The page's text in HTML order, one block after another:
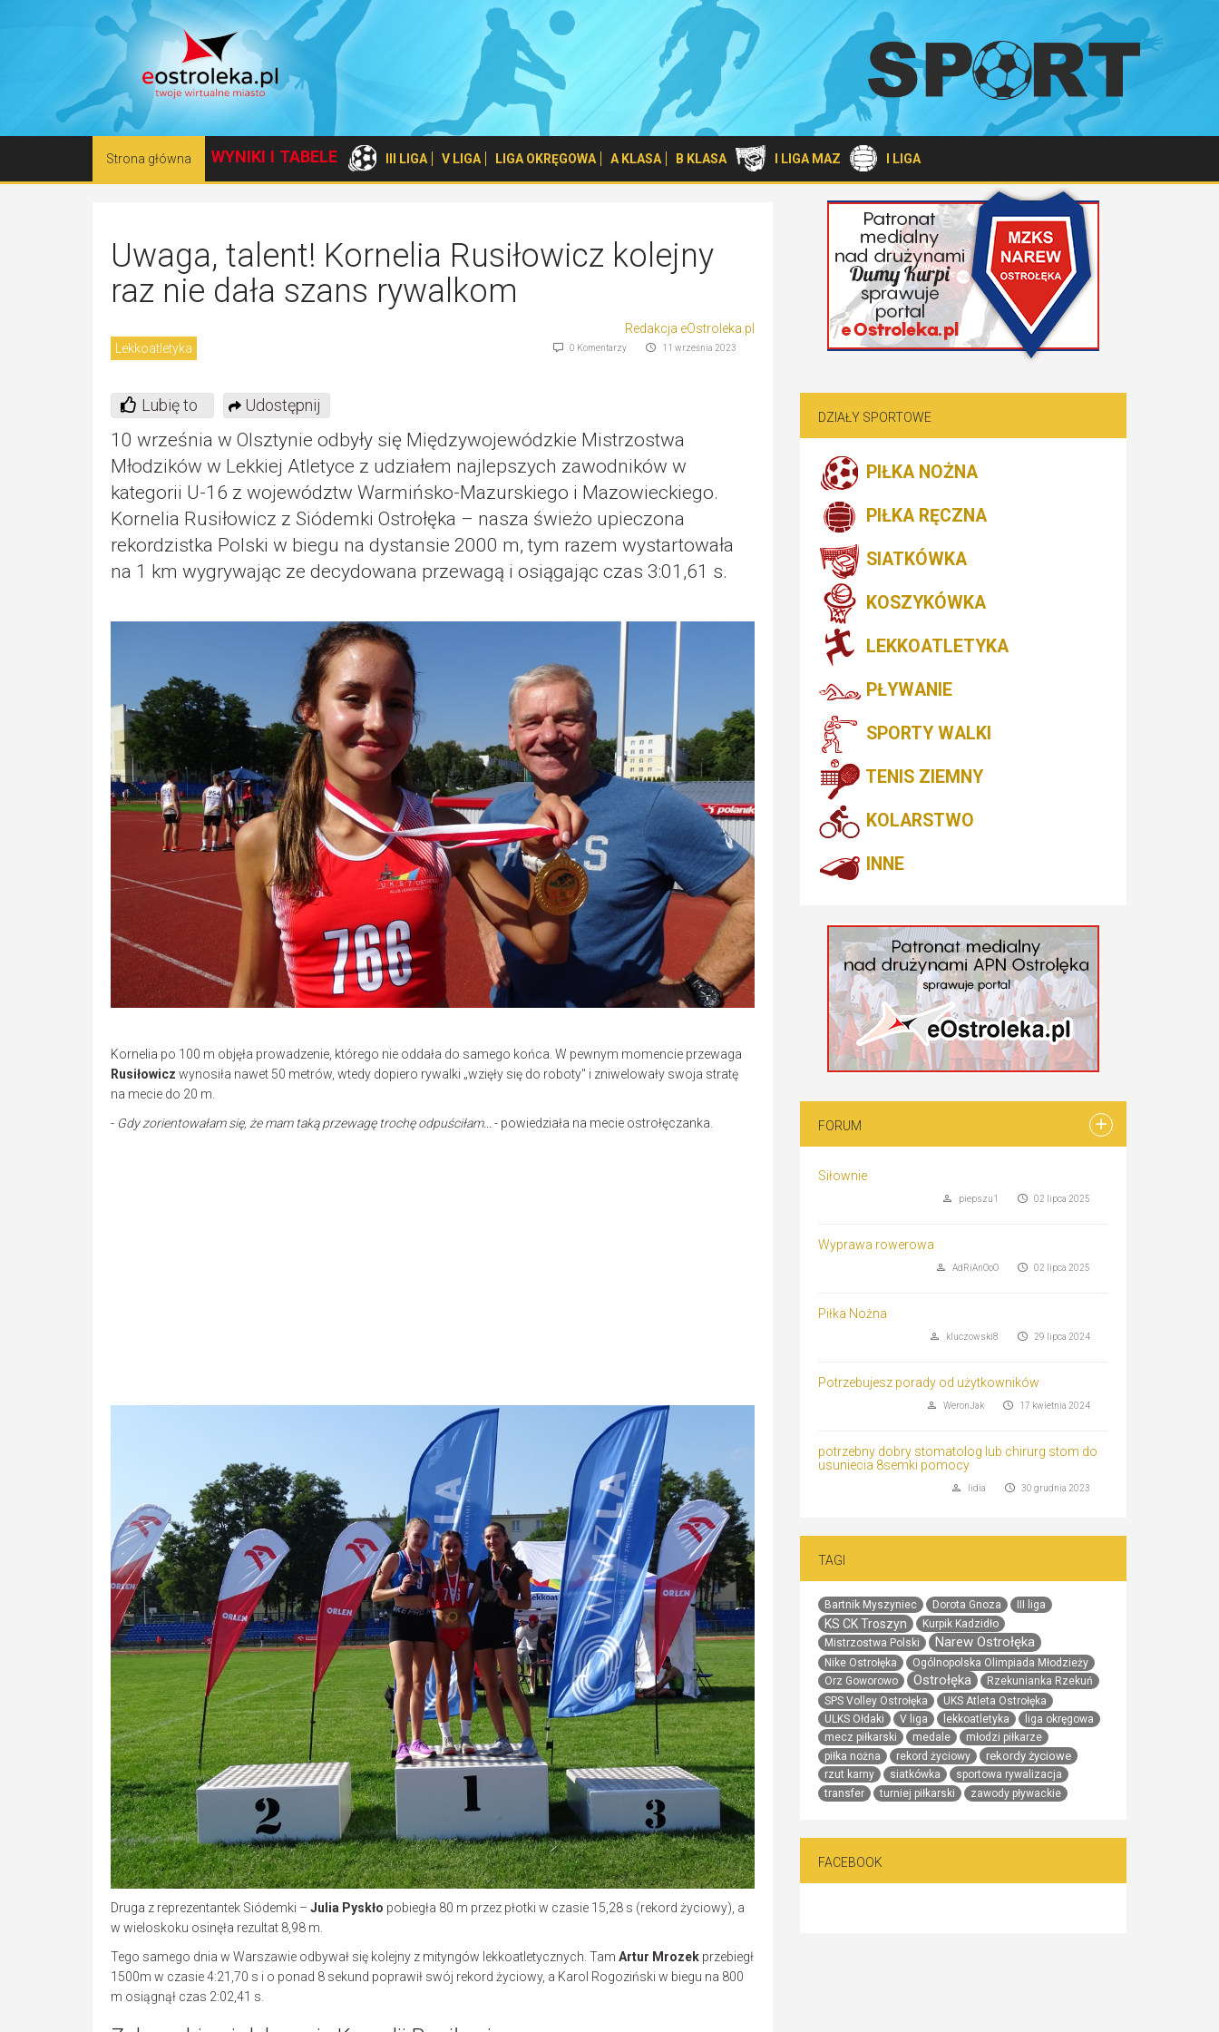
Strona główna WYNIKI I TABELE III LIGA V LIGA LIGA OKRĘGOWA A KLASA B KLASA I LIGA MAZ I LIGA
Uwaga, talent! Kornelia Rusiłowicz kolejny
raz nie dała szans rywalkom
Redakcja eOstroleka.pl
Lekkoatletyka
11 września 2023
0 Komentarzy
Lubię to Udostępnij
10 września w Olsztynie odbyły się Międzywojewódzkie Mistrzostwa
Młodzików w Lekkiej Atletyce z udziałem najlepszych zawodników w
kategorii U-16 z województw Warmińsko-Mazurskiego i Mazowieckiego.
Kornelia Rusiłowicz z Siódemki Ostrołęka – nasza świeżo upieczona
rekordzistka Polski w biegu na dystansie 2000 m, tym razem wystartowała
na 1 km wygrywając ze decydowana przewagą i osiągając czas 3:01,61 s.
Kornelia po 100 m objęła prowadzenie, którego nie oddała do samego końca. W pewnym momencie przewaga
Rusiłowicz wynosiła nawet 50 metrów, wtedy dopiero rywalki „wzięły się do roboty" i zniwelowały swoja stratę
na mecie do 20 m.
- Gdy zorientowałam się, że mam taką przewagę trochę odpuściłam... - powiedziała na mecie ostrołęczanka.
Druga z reprezentantek Siódemki – Julia Pyskło pobiegła 80 m przez płotki w czasie 15,28 s (rekord życiowy), a
w wieloskoku osinęła rezultat 8,98 m.
Tego samego dnia w Warszawie odbywał się kolejny z mityngów lekkoatletycznych. Tam Artur Mrozek przebiegł
1500m w czasie 4:21,70 s i o ponad 8 sekund poprawił swój rekord życiowy, a Karol Rogoziński w biegu na 800
m osiągnął czas 2:02,41 s.
DZIAŁY SPORTOWE
PIŁKA NOŻNA
PIŁKA RĘCZNA
SIATKÓWKA
KOSZYKÓWKA
LEKKOATLETYKA
PŁYWANIE
SPORTY WALKI
TENIS ZIEMNY
KOLARSTWO
INNE
FORUM
Siłownie
02 lipca 2025
piepszu1
Wyprawa rowerowa
02 lipca 2025
AdRiAnOoO
Piłka Nożna
29 lipca 2024
kluczowski8
Potrzebujesz porady od użytkowników
17 kwietnia 2024
WeronJak
potrzebny dobry stomatolog lub chirurg stom do
usuniecia 8semki pomocy
30 grudnia 2023
lidia
TAGI
Bartnik Myszyniec Dorota Gnoza III liga
KS CK Troszyn
Kurpik Kadzidło
Mistrzostwa Polski
Narew Ostrołęka
Nike Ostrołęka
Ogólnopolska Olimpiada Młodzieży
Orz Goworowo
Ostrołęka
Rzekunianka Rzekuń
SPS Volley Ostrołęka
UKS Atleta Ostrołęka
ULKS Ołdaki
V liga lekkoatletyka
liga okręgowa
mecz piłkarski
medale
młodzi piłkarze
piłka nożna
rekord życiowy rekordy życiowe
rzut karny siatkówka
sportowa rywalizacja
transfer
turniej piłkarski zawody pływackie
FACEBOOK